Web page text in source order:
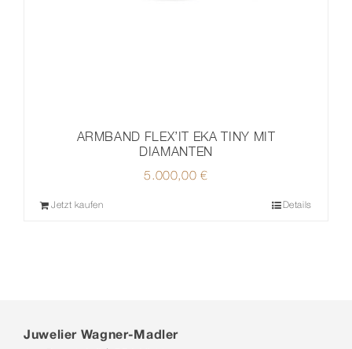
ARMBAND FLEX’IT EKA TINY MIT
DIAMANTEN
5.000,00€
Jetzt kaufen Details
Juwelier Wagner-Madler